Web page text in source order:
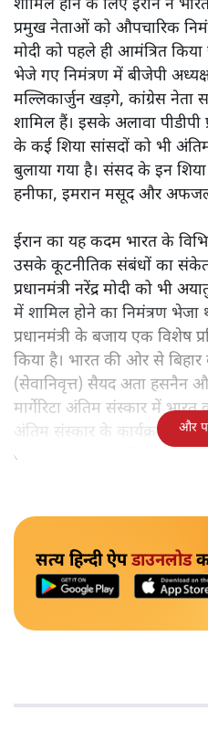
शामिल होने के लिए ईरान ने
प्रमुख नेताओं को औपचारिक
मोदी को पहले ही आमंत्रित
भेजे गए निमंत्रण में बीजेपी
मल्लिकार्जुन खड़गे, कांग्रेस नेता
शामिल हैं। इसके अलावा
के कई शिया सांसदों को भी
बुलाया गया है। संसद के इन
हनीफा, इमरान मसूद और अफजल
ईरान का यह कदम भारत के
उसके कूटनीतिक संबंधों का संकेत
प्रधानमंत्री नरेंद्र मोदी को भी
में शामिल होने का निमंत्रण भेजा
प्रधानमंत्री के बजाय एक विशेष
किया है। भारत की ओर से
(सेवानिवृत्त) सैयद अता हसनैन और
मार्गेरिटा अंतिम संस्कार में भारत
अंतिम संस्कार के कार्यक्रम 4
और मशहद में आयोजित किए
और
सत्य हिन्दी ऐपडाउनलोड